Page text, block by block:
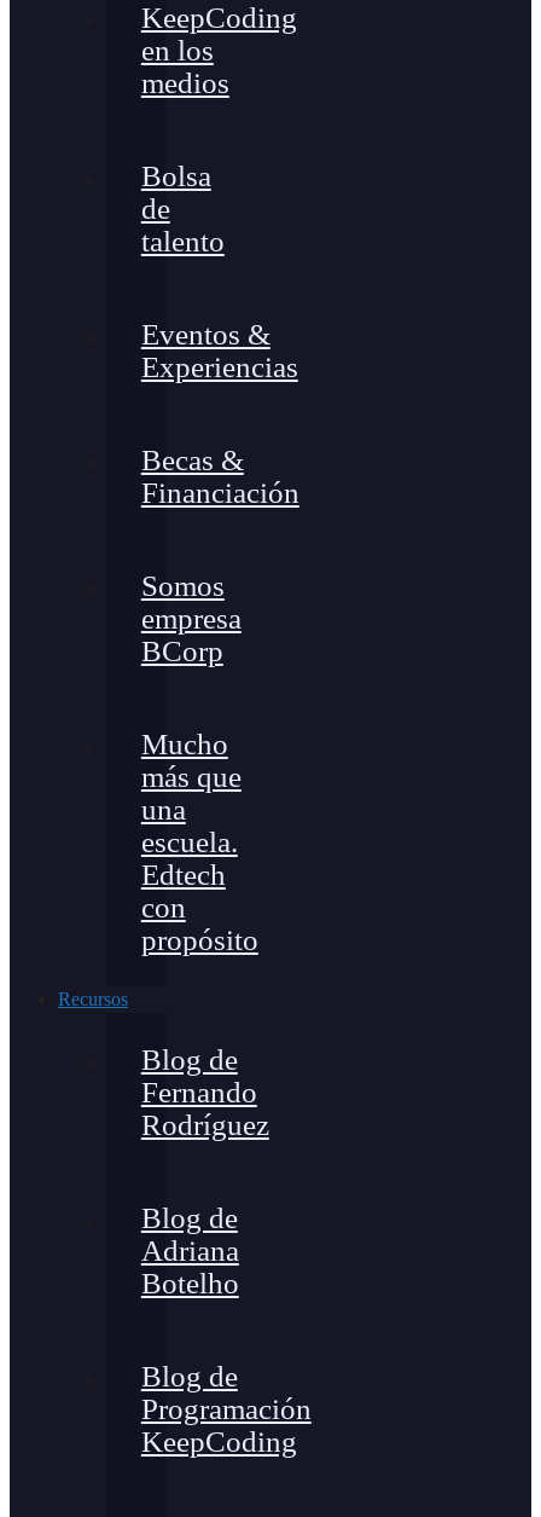
KeepCoding
en los
medios
Bolsa
de
talento
Eventos &
Experiencias
Becas &
Financiación
Somos
empresa
BCorp
Mucho
más que
una
escuela.
Edtech
con
propósito
Recursos
Blog de
Fernando
Rodríguez
Blog de
Adriana
Botelho
Blog de
Programación
KeepCoding